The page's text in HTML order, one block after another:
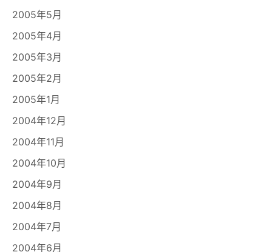
2005年5月
2005年4月
2005年3月
2005年2月
2005年1月
2004年12月
2004年11月
2004年10月
2004年9月
2004年8月
2004年7月
2004年6月